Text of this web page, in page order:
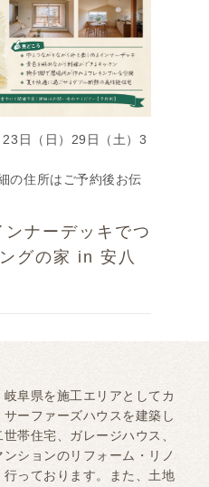
日（日）29日（土）3
の住所はご予約後お伝
ンナーデッキでつ
グの家 in 安八
阜県を施工エリアとしてカ
ーファーズハウスを建築し
帯住宅、ガレージハウス、
ションのリフォーム・リノ
っております。また、土地